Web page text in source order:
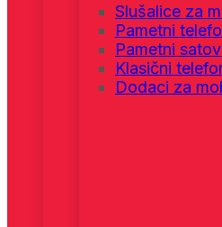
Slušalice za
Pametni
Pametni
Klasični
Dodaci za